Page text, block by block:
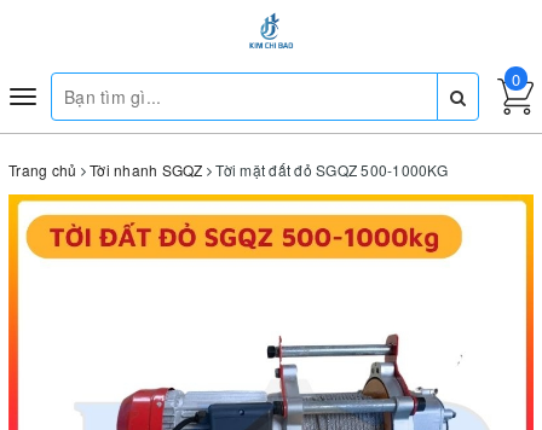
Toggle
navigation
0
Trang chủ Tời nhanh SGQZ Tời mặt đất đỏ SGQZ 500-1000KG